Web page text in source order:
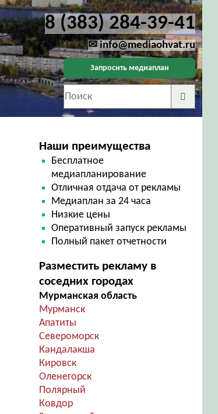
8 (383) 284-39-41
✉ info@mediaohvat.ru
Запросить медиаплан
Наши преимущества
Бесплатное
медиапланирование
Отличная отдача от рекламы
Медиаплан за 24 часа
Низкие цены
Оперативный запуск рекламы
Полный пакет отчетности
Разместить рекламу в
соседних городах
Мурманская область
Мурманск
Апатиты
Североморск
Кандалакша
Кировск
Оленегорск
Полярный
Ковдор